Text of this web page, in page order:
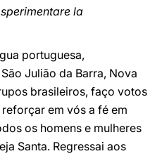
la
portuguesa,
Julião da Barra, Nova
brasileiros, faço votos
em vós a fé em
os homens e mulheres
Santa. Regressai aos